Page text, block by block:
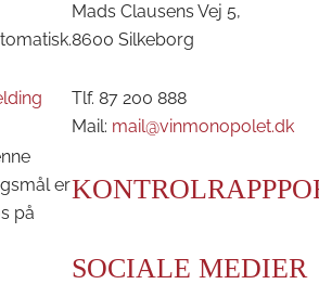
er
på
Mads Clausens Vej 5,
8600 Silkeborg
Tlf. 87 200 888
Mail: mail@vinmonopolet.dk
SOCIALE MEDIER